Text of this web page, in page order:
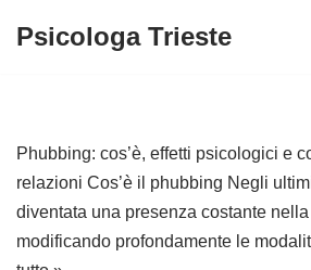
Psicologa Trieste
Phubbing: cos’è, effetti psicologici e
relazioni Cos’è il phubbing Negli
diventata una presenza costante
modificando profondamente le